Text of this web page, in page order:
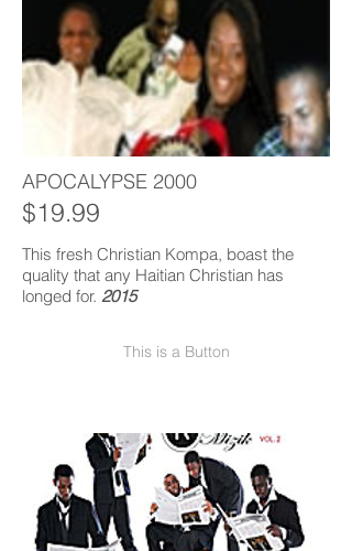
APOCALYPSE 2000
$19.99
This fresh Christian Kompa, boast the
quality that any Haitian Christian has
longed for. 2015
This is a Button